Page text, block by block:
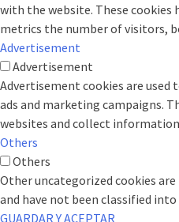
with the website. These
metrics the number of visitors,
Advertisement
Advertisement
Advertisement cookies are
ads and marketing campaigns.
websites and collect
Others
Others
Other uncategorized cookies
and have not been classified into
GUARDAR Y ACEPTAR